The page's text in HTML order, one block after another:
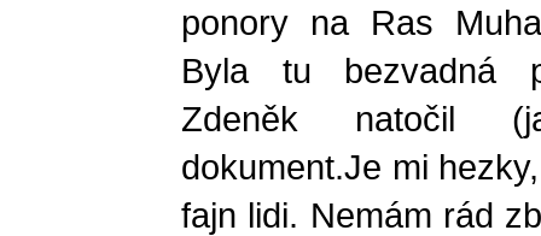
ponory na Ras
Byla tu bezvadná
Zdeněk natočil
dokument.Je mi
fajn lidi. Nemám rád